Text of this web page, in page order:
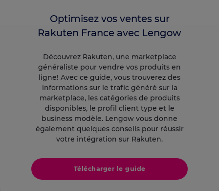
Optimisez vos ventes sur
Rakuten France avec Lengow
Découvrez Rakuten, une marketplace
généraliste pour vendre vos produits en
ligne! Avec ce guide, vous trouverez des
informations sur le trafic généré sur la
marketplace, les catégories de produits
disponibles, le profil client type et le
business modèle. Lengow vous donne
également quelques conseils pour réussir
votre intégration sur Rakuten.
Télécharger le guide